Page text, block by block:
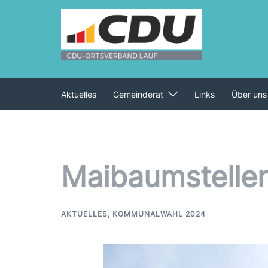
Aktuelles Gemeinderat Links Über uns
AKTUELLES, KOMMUNALWAHL 2024